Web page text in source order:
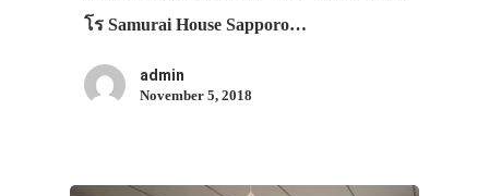
โร Samurai House Sapporo…
admin
November 5, 2018